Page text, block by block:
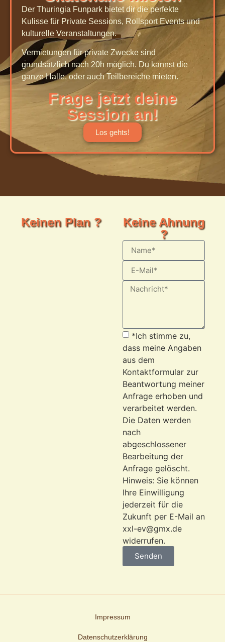
Der Thuringia Funpark bietet dir die perfekte
Kulisse für Private Sessions, Rollsport Events und
kulturelle Veranstaltungen.
Vermietungen für private Zwecke sind
grundsätzlich nach 20h möglich. Du kannst die
ganze Halle, oder auch Teilbereiche mieten.
Frage jetzt deine
Session an!
Los gehts!
Keinen Plan ?
Keine Ahnung
?
*Ich stimme zu,
dass meine Angaben
aus dem
Kontaktformular zur
Beantwortung meiner
Anfrage erhoben und
verarbeitet werden.
Die Daten werden
nach
abgeschlossener
Bearbeitung der
Anfrage gelöscht.
Hinweis: Sie können
Ihre Einwilligung
jederzeit für die
Zukunft per E-Mail an
xxl-ev@gmx.de
widerrufen.
Senden
Impressum
Datenschutzerklärung